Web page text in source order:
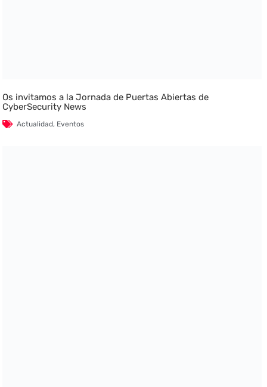
Os invitamos a la Jornada de Puertas Abiertas de
CyberSecurity News
Actualidad, Eventos